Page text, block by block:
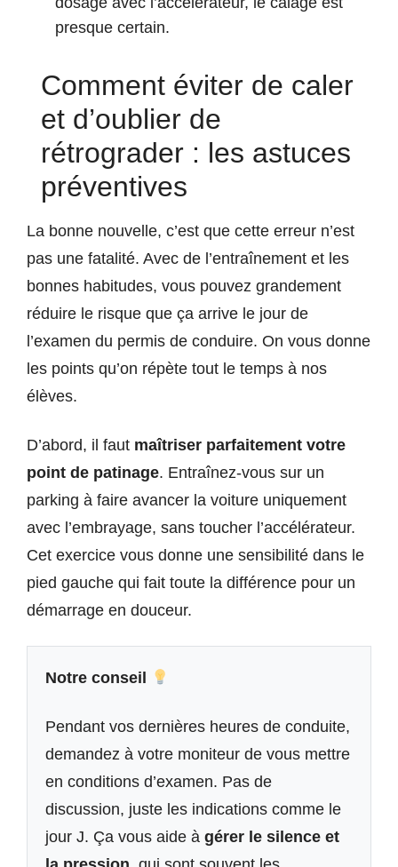
presque certain.
Comment éviter de caler
et d’oublier de
rétrograder : les astuces
préventives
La bonne nouvelle, c’est que cette erreur n’est
pas une fatalité. Avec de l’entraînement et les
bonnes habitudes, vous pouvez grandement
réduire le risque que ça arrive le jour de
l’examen du permis de conduire. On vous donne
les points qu’on répète tout le temps à nos
élèves.
D’abord, il faut maîtriser parfaitement votre
point de patinage. Entraînez-vous sur un
parking à faire avancer la voiture uniquement
avec l’embrayage, sans toucher l’accélérateur.
Cet exercice vous donne une sensibilité dans le
pied gauche qui fait toute la différence pour un
démarrage en douceur.
Notre conseil
Pendant vos dernières heures de conduite,
demandez à votre moniteur de vous mettre
en conditions d’examen. Pas de
discussion, juste les indications comme le
jour J. Ça vous aide à gérer le silence et